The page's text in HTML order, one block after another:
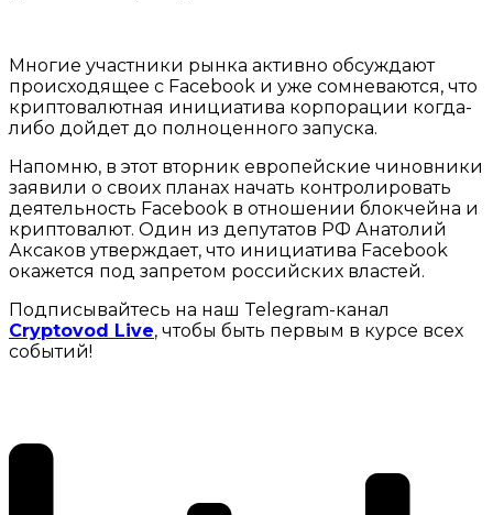
Многие участники рынка активно обсуждают
происходящее с Facebook и уже сомневаются, что
криптовалютная инициатива корпорации когда-
либо дойдет до полноценного запуска.
Напомню, в этот вторник европейские чиновники
заявили о своих планах начать контролировать
деятельность Facebook в отношении блокчейна и
криптовалют. Один из депутатов РФ Анатолий
Аксаков утверждает, что инициатива Facebook
окажется под запретом российских властей.
Подписывайтесь на наш Telegram-канал
Cryptovod Live, чтобы быть первым в курсе всех
событий!